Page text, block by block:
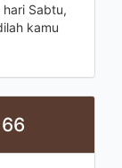
Sabtu,
kamu